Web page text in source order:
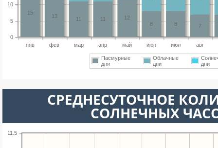
янв фев мар апр май июн июл авг
0
5
10
7
8
8
12
11
11
13
15
Пасмурные
дни
Облачные
дни
дни
СРЕДНЕСУТОЧНОЕ
СОЛНЕЧНЫХ
11.5